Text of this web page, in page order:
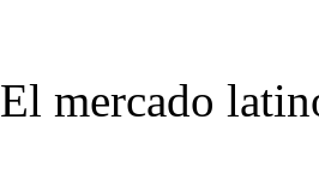
El mercado